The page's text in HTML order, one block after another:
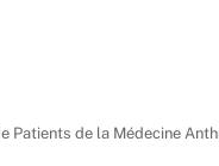
Patients de la Médecine